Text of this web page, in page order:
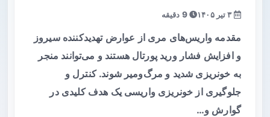
9 دقیقه
مقدمه واریس‌های مری از عوارض تهدیدکننده سیروز
و افزایش فشار ورید پورتال هستند و می‌توانند منجر
به خونریزی شدید و مرگ‌ومیر شوند. کنترل و
جلوگیری از خونریزی واریسی یک هدف کلیدی در
گوارش و…